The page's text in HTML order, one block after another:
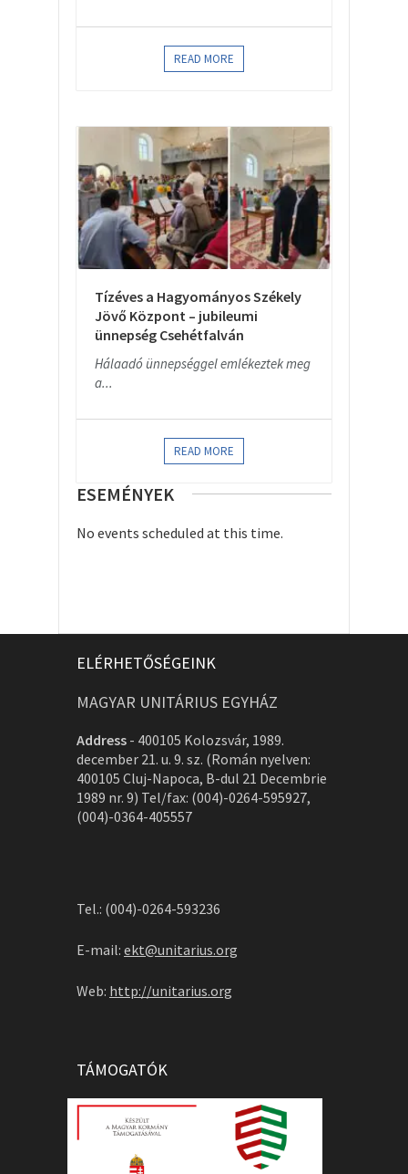
READ MORE
Tízéves a Hagyományos Székely
Jövő Központ – jubileumi
ünnepség Csehétfalván
Hálaadó ünnepséggel emlékeztek meg
a...
READ MORE
ESEMÉNYEK
No events scheduled at this time.
ELÉRHETŐSÉGEINK
MAGYAR UNITÁRIUS EGYHÁZ
Address - 400105 Kolozsvár, 1989.
december 21. u. 9. sz. (Román nyelven:
400105 Cluj-Napoca, B-dul 21 Decembrie
1989 nr. 9) Tel/fax: (004)-0264-595927,
(004)-0364-405557
Tel.: (004)-0264-593236
E-mail: ekt@unitarius.org
Web: http://unitarius.org
TÁMOGATÓK